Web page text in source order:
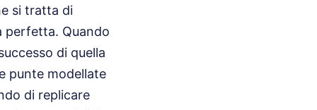
si tratta di
perfetta. Quando
di quella
punte modellate
di replicare